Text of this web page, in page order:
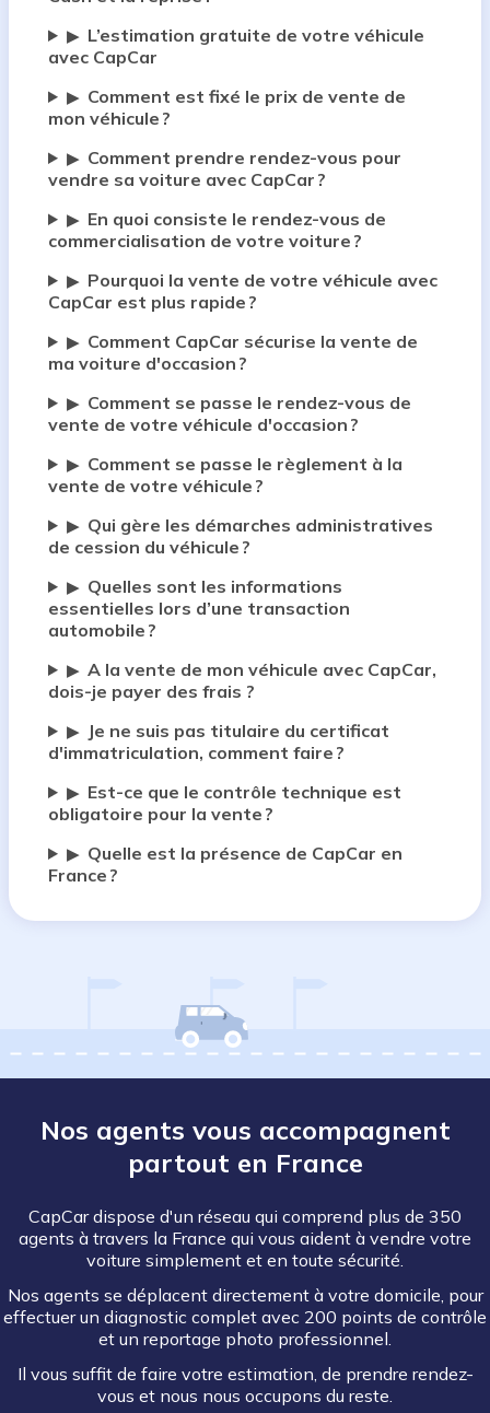
▶ L’estimation gratuite de votre véhicule
avec CapCar
▶ Comment est fixé le prix de vente de
mon véhicule ?
▶ Comment prendre rendez-vous pour
vendre sa voiture avec CapCar ?
▶ En quoi consiste le rendez-vous de
commercialisation de votre voiture ?
▶ Pourquoi la vente de votre véhicule avec
CapCar est plus rapide ?
▶ Comment CapCar sécurise la vente de
ma voiture d'occasion ?
▶ Comment se passe le rendez-vous de
vente de votre véhicule d'occasion ?
▶ Comment se passe le règlement à la
vente de votre véhicule ?
▶ Qui gère les démarches administratives
de cession du véhicule ?
▶ Quelles sont les informations
essentielles lors d’une transaction
automobile ?
▶ A la vente de mon véhicule avec CapCar,
dois-je payer des frais ?
▶
Je ne suis pas titulaire du certificat
d'immatriculation, comment faire ?
▶ Est-ce que le contrôle technique est
obligatoire pour la vente ?
▶ Quelle est la présence de CapCar en
France ?
Nos agents vous accompagnent
partout en France
CapCar dispose d'un réseau qui comprend plus de 350
agents à travers la France qui vous aident à vendre votre
voiture simplement et en toute sécurité.
Nos agents se déplacent directement à votre domicile, pour
effectuer un diagnostic complet avec 200 points de contrôle
et un reportage photo professionnel.
Il vous suffit de faire votre estimation, de prendre rendez-
vous et nous nous occupons du reste.